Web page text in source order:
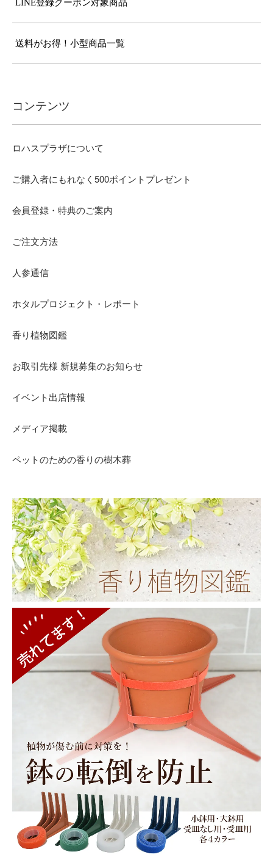
LINE登録クーポン対象商品
送料がお得！小型商品一覧
コンテンツ
ロハスプラザについて
ご購入者にもれなく500ポイントプレゼント
会員登録・特典のご案内
ご注文方法
人参通信
ホタルプロジェクト・レポート
香り植物図鑑
お取引先様 新規募集のお知らせ
イベント出店情報
メディア掲載
ペットのための香りの樹木葬